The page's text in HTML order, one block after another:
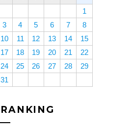
1
3 4 5 6 7
8
10 11 12 13 14
15
17 18 19 20 21
22
24 25 26 27 28
29
31
RANKING